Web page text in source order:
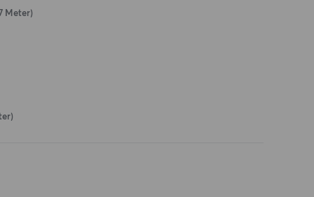
Meter)